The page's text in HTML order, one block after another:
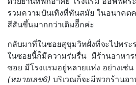
รวมความบันเทิงที่ทันสมัย ในอนาคต
สีสันขึ้นมากกว่าเดิมอีีกค่ะ
กลับมาที่ในซอยสุขุมวิทฝั่งที่จะไปพระ
ในซอยนี้ก็มีความร่มรื่น มีร้านอาหาร
ซอย มีโรงแรมอยู่หลายแห่ง อย่างเช่น
(หมายเลข6) บริเวณก็จะมีพวกร้านอ